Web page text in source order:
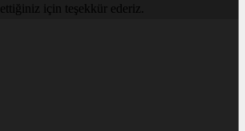
için teşekkür ederiz.